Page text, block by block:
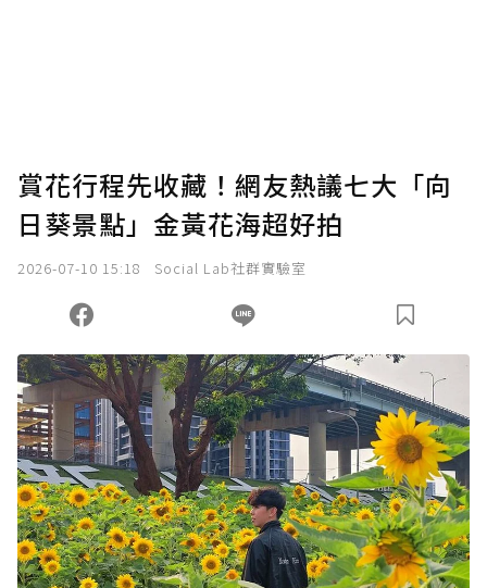
賞花行程先收藏！網友熱議七大「向
日葵景點」金黃花海超好拍
2026-07-10 15:18 Social Lab社群實驗室